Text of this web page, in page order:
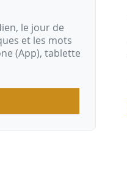
le jour de
et les mots
(App), tablette